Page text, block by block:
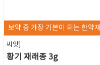
보약 중 가장 기본이 되는 한약재
씨앗]
황기 재래종 3g